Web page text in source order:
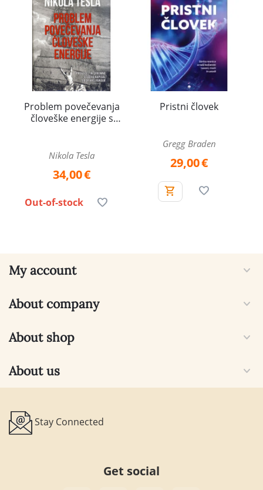
Problem povečevanja
človeške energije s
Sonca
Nikola Tesla
34,00€
Out-of-stock
Pristni človek
Gregg Braden
29,00€
My account
About company
About shop
About us
Stay Connected
Get social